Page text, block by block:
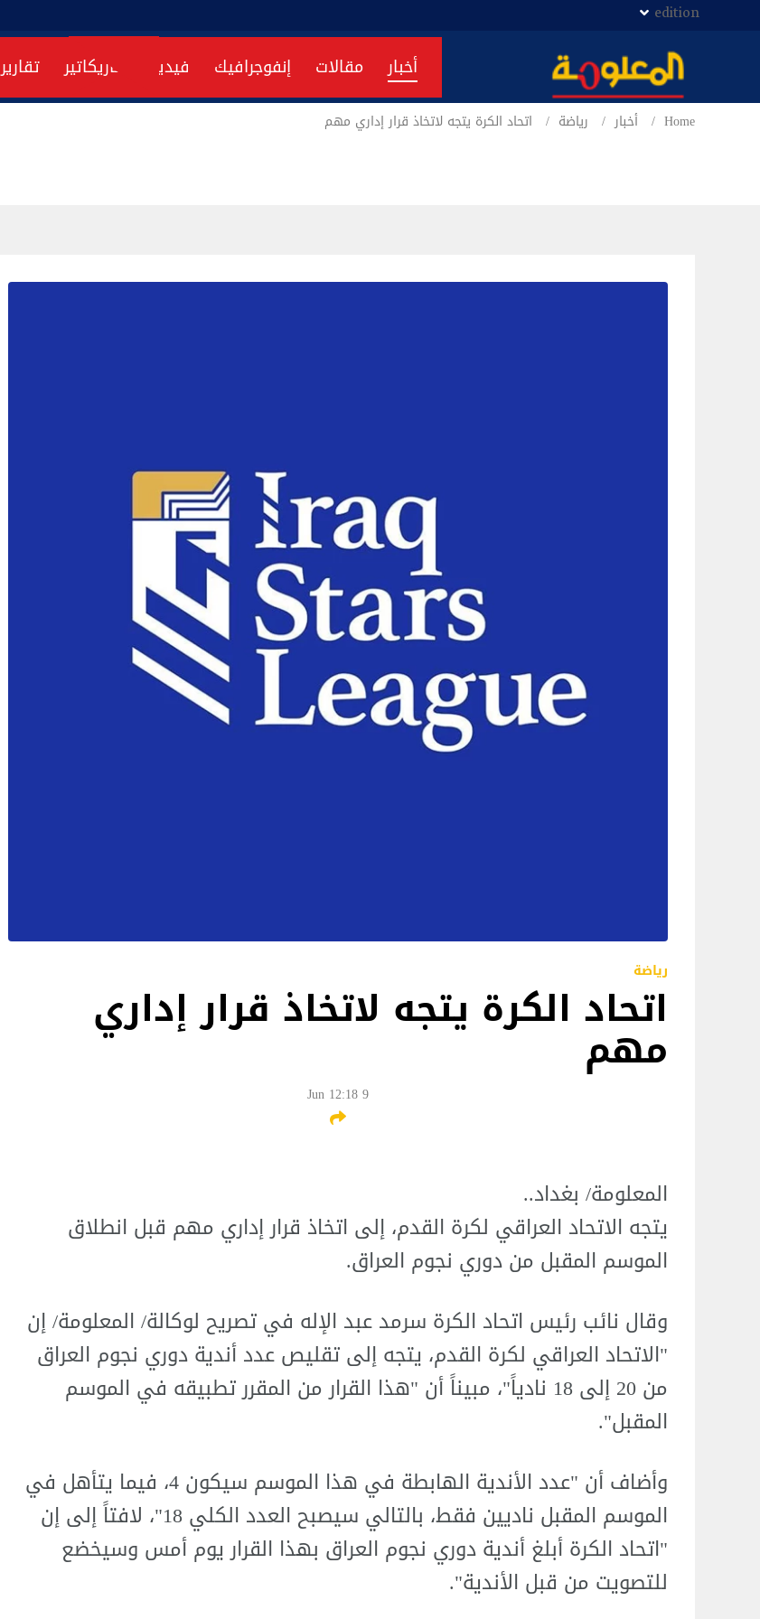
edition
أخبار مقالات إنفوجرافيك فيديو كاريكاتير تقارير
Home أخبار رياضة اتحاد الكرة يتجه لاتخاذ قرار إداري مهم
رياضة
اتحاد الكرة يتجه لاتخاذ قرار إداري
مهم
9 Jun 12:18
المعلومة/ بغداد..
يتجه الاتحاد العراقي لكرة القدم، إلى اتخاذ قرار إداري مهم قبل انطلاق
الموسم المقبل من دوري نجوم العراق.
وقال نائب رئيس اتحاد الكرة سرمد عبد الإله في تصريح لوكالة/ المعلومة/ إن
"الاتحاد العراقي لكرة القدم، يتجه إلى تقليص عدد أندية دوري نجوم العراق
من 20 إلى 18 نادياً"، مبيناً أن "هذا القرار من المقرر تطبيقه في الموسم
المقبل".
وأضاف أن "عدد الأندية الهابطة في هذا الموسم سيكون 4، فيما يتأهل في
الموسم المقبل ناديين فقط، بالتالي سيصبح العدد الكلي 18"، لافتاً إلى إن
"اتحاد الكرة أبلغ أندية دوري نجوم العراق بهذا القرار يوم أمس وسيخضع
للتصويت من قبل الأندية".